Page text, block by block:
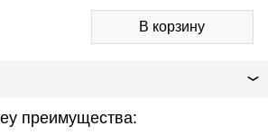
преимущества: